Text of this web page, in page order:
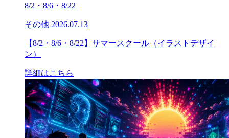
8/2・8/6・8/22
その他 2026.07.13
【8/2・8/6・8/22】サマースクール（イラストデザイ
ン）
詳細はこちら